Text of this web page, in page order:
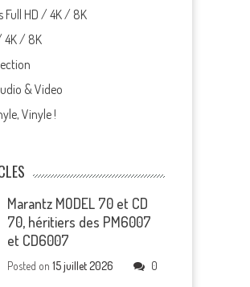
Full HD / 4K / 8K
4K / 8K
& Video
Vinyle !
Marantz MODEL 70 et CD
70, héritiers des PM6007
et CD6007
Posted on15 juillet 2026 0